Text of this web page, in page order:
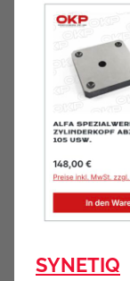
SYNETIQ